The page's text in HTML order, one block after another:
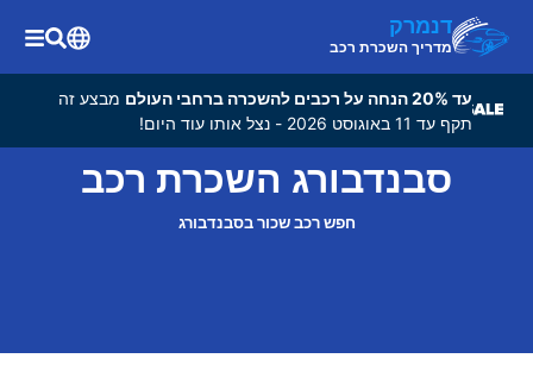
דנמרק
מדריך השכרת רכב
עד 20% הנחה על רכבים להשכרה ברחבי העולם
מבצע זה
תקף עד 11 באוגוסט 2026 - נצל אותו עוד היום!
סבנדבורג השכרת רכב
חפש רכב שכור בסבנדבורג